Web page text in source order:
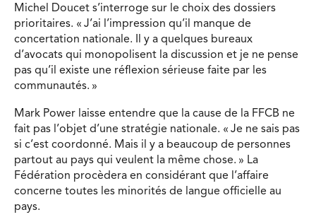
Michel Doucet s’interroge sur le choix des dossiers
prioritaires. « J’ai l’impression qu’il manque de
concertation nationale. Il y a quelques bureaux
d’avocats qui monopolisent la discussion et je ne pense
pas qu’il existe une réflexion sérieuse faite par les
communautés. »
Mark Power laisse entendre que la cause de la FFCB ne
fait pas l’objet d’une stratégie nationale. « Je ne sais pas
si c’est coordonné. Mais il y a beaucoup de personnes
partout au pays qui veulent la même chose. » La
Fédération procèdera en considérant que l’affaire
concerne toutes les minorités de langue officielle au
pays.